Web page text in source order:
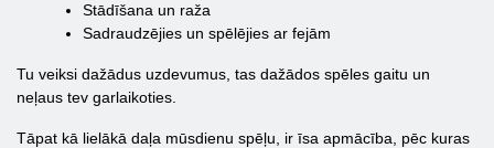
Stādīšana un raža
Sadraudzējies un spēlējies ar fejām
Tu veiksi dažādus uzdevumus, tas dažādos spēles gaitu un
neļaus tev garlaikoties.
Tāpat kā lielākā daļa mūsdienu spēļu, ir īsa apmācība, pēc kuras